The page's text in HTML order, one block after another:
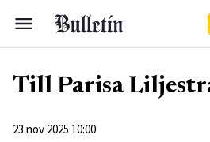
Till Parisa
23 nov 2025 10:00